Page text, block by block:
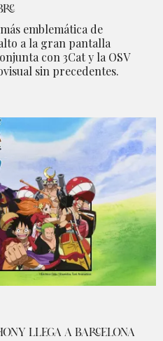
emblemática de
a la gran pantalla
con 3Cat y la OSV
sin precedentes.
LLEGA A BARCELONA